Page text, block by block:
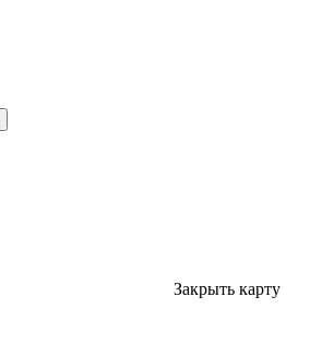
Закрыть карту